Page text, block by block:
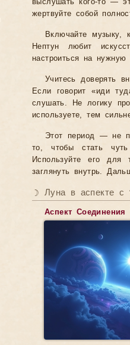
выслушать кого-то —
жертвуйте собой
Включайте музыку,
Нептун любит
настроиться на
Учитесь доверять
Если говорит «иди
слушать. Не логику
используете, тем
Этот период — не
то, чтобы стать
Используйте его для
заглянуть внутрь.
☽ Луна в аспекте
Аспект